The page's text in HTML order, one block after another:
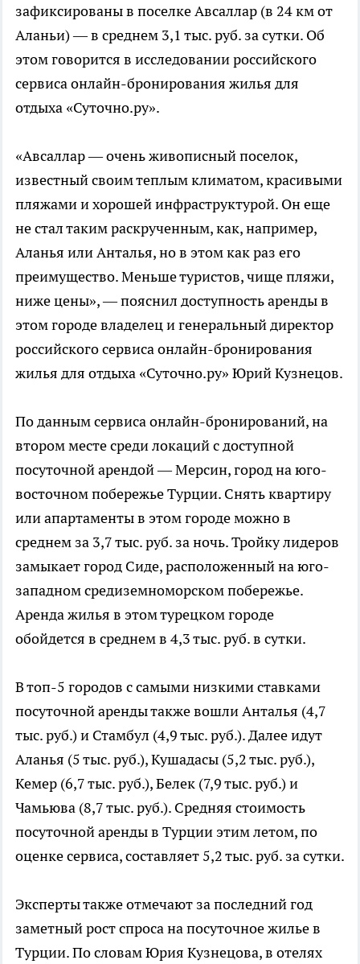
зафиксированы в поселке Авсаллар (в 24 км от
Аланьи) — в среднем 3,1 тыс. руб. за сутки. Об
этом говорится в исследовании российского
сервиса онлайн-бронирования жилья для
отдыха «Суточно.ру».
«Авсаллар — очень живописный поселок,
известный своим теплым климатом, красивыми
пляжами и хорошей инфраструктурой. Он еще
не стал таким раскрученным, как, например,
Аланья или Анталья, но в этом как раз его
преимущество. Меньше туристов, чище пляжи,
ниже цены», — пояснил доступность аренды в
этом городе владелец и генеральный директор
российского сервиса онлайн-бронирования
жилья для отдыха «Суточно.ру» Юрий Кузнецов.
По данным сервиса онлайн-бронирований, на
втором месте среди локаций с доступной
посуточной арендой — Мерсин, город на юго-
восточном побережье Турции. Снять квартиру
или апартаменты в этом городе можно в
среднем за 3,7 тыс. руб. за ночь. Тройку лидеров
замыкает город Сиде, расположенный на юго-
западном средиземноморском побережье.
Аренда жилья в этом турецком городе
обойдется в среднем в 4,3 тыс. руб. в сутки.
В топ-5 городов с самыми низкими ставками
посуточной аренды также вошли Анталья (4,7
тыс. руб.) и Стамбул (4,9 тыс. руб.). Далее идут
Аланья (5 тыс. руб.), Кушадасы (5,2 тыс. руб.),
Кемер (6,7 тыс. руб.), Белек (7,9 тыс. руб.) и
Чамьюва (8,7 тыс. руб.). Средняя стоимость
посуточной аренды в Турции этим летом, по
оценке сервиса, составляет 5,2 тыс. руб. за сутки.
Эксперты также отмечают за последний год
заметный рост спроса на посуточное жилье в
Турции. По словам Юрия Кузнецова, в отелях